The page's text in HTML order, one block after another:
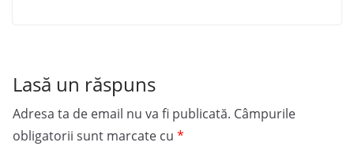
Lasă un răspuns
Adresa ta de email nu va fi publicată. Câmpurile
obligatorii sunt marcate cu *